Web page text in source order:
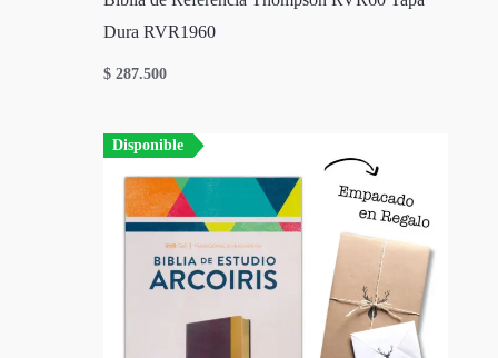
Dura RVR1960
$ 287.500
Disponible